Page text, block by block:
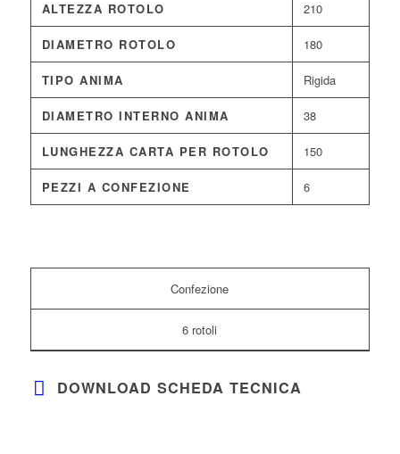
ALTEZZA ROTOLO 210
DIAMETRO ROTOLO 180
TIPO ANIMA Rigida
DIAMETRO INTERNO ANIMA 38
LUNGHEZZA CARTA PER ROTOLO 150
PEZZI A CONFEZIONE 6
Confezione
6 rotoli
DOWNLOAD SCHEDA TECNICA